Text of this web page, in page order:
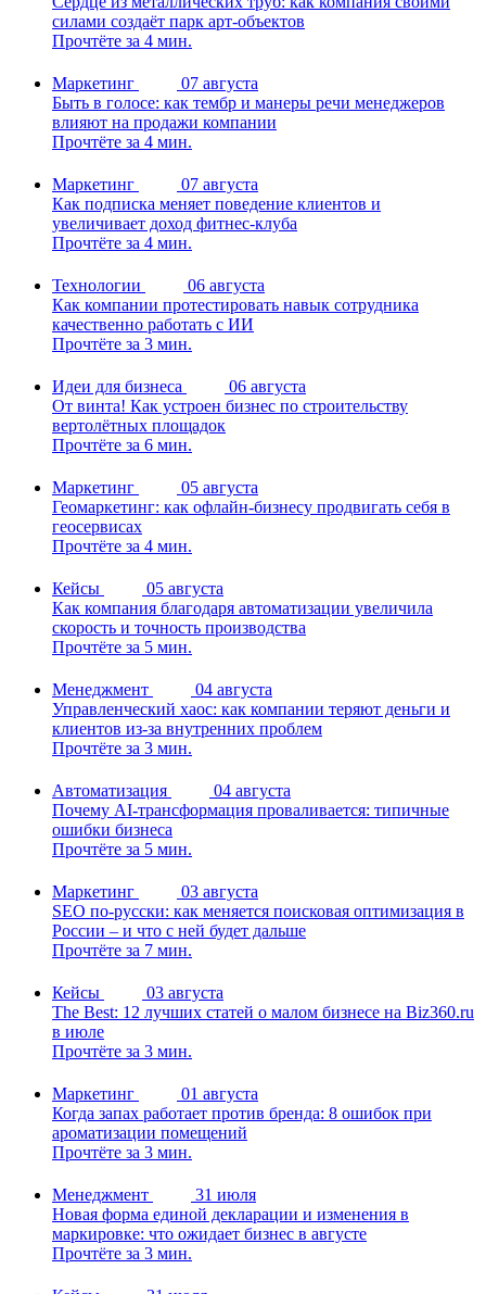
силами создаёт парк арт-объектов
Прочтёте за 4 мин.
Маркетинг
07 августа
Быть в голосе: как тембр и манеры речи менеджеров
влияют на продажи компании
Прочтёте за 4 мин.
Маркетинг
07 августа
Как подписка меняет поведение клиентов и
увеличивает доход фитнес-клуба
Прочтёте за 4 мин.
Технологии
06 августа
Как компании протестировать навык сотрудника
качественно работать с ИИ
Прочтёте за 3 мин.
Идеи для бизнеса
06 августа
От винта! Как устроен бизнес по строительству
вертолётных площадок
Прочтёте за 6 мин.
Маркетинг
05 августа
Геомаркетинг: как офлайн-бизнесу продвигать себя в
геосервисах
Прочтёте за 4 мин.
Кейсы
05 августа
Как компания благодаря автоматизации увеличила
скорость и точность производства
Прочтёте за 5 мин.
Менеджмент
04 августа
Управленческий хаос: как компании теряют деньги и
клиентов из-за внутренних проблем
Прочтёте за 3 мин.
Автоматизация
04 августа
Почему AI-трансформация проваливается: типичные
ошибки бизнеса
Прочтёте за 5 мин.
Маркетинг
03 августа
SEO по-русски: как меняется поисковая оптимизация в
России – и что с ней будет дальше
Прочтёте за 7 мин.
Кейсы
03 августа
The Best: 12 лучших статей о малом бизнесе на Biz360.ru
в июле
Прочтёте за 3 мин.
Маркетинг
01 августа
Когда запах работает против бренда: 8 ошибок при
ароматизации помещений
Прочтёте за 3 мин.
Менеджмент
31 июля
Новая форма единой декларации и изменения в
маркировке: что ожидает бизнес в августе
Прочтёте за 3 мин.